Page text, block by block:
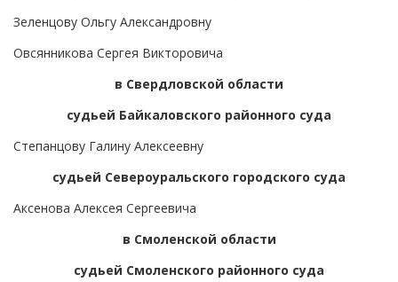
Зеленцову Ольгу Александровну
Овсянникова Сергея Викторовича
в Свердловской области
судьей Байкаловского районного суда
Степанцову Галину Алексеевну
судьей Североуральского городского суда
Аксенова Алексея Сергеевича
в Смоленской области
судьей Смоленского районного суда